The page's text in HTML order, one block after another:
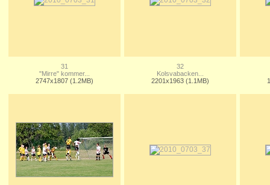
31
"Mirre" kommer...
2747x1807 (1.2MB)
32
Kolsvabacken...
2201x1963 (1.1MB)